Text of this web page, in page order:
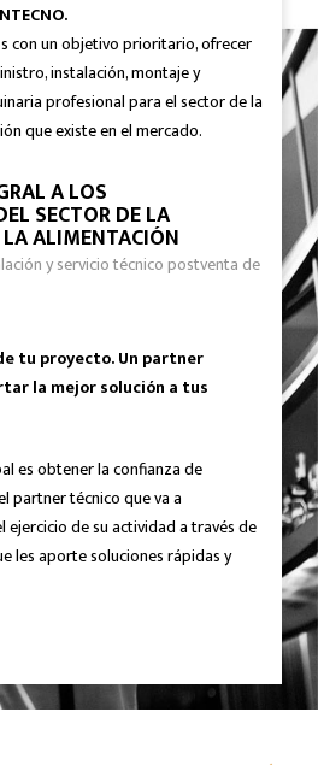
con un objetivo prioritario, ofrecer
instalación, montaje y
profesional para el sector de la
que existe en el mercado.
A LOS
SECTOR DE LA
ALIMENTACIÓN
y servicio técnico postventa de
tu proyecto. Un partner
la mejor solución a tus
es obtener la confianza de
partner técnico que va a
ejercicio de su actividad a través de
les aporte soluciones rápidas y